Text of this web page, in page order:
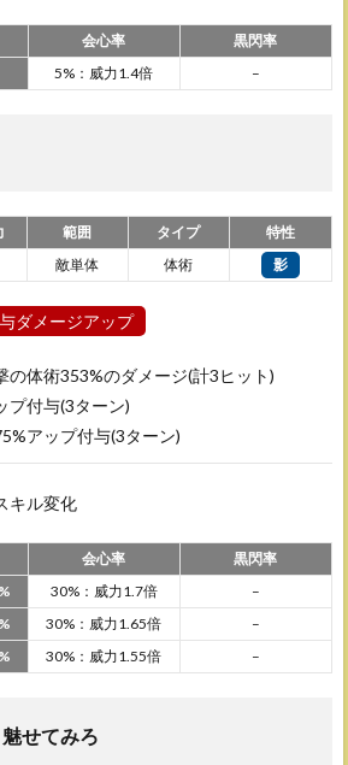
会心率
黒閃率
5%：威力1.4倍 –
範囲 タイプ
特性
敵単体 体術 影
ダメージアップ
の体術353%のダメージ(計3ヒット)
プ付与(3ターン)
アップ付与(3ターン)
キル変化
会心率
黒閃率
30%：威力1.7倍
–
30%：威力1.65倍
–
30%：威力1.55倍 –
魅せてみろ